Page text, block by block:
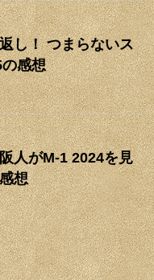
し！ つまらないス
感想
人がM-1 2024を見
想